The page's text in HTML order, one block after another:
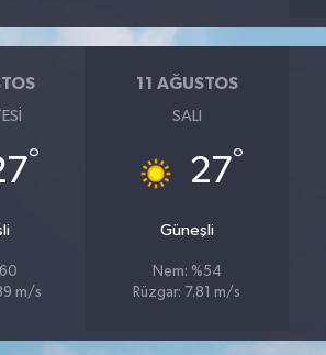
°
m/s
11 AĞUSTOS
SALI
27°
Güneşli
Nem: %54
Rüzgar: 7.81 m/s